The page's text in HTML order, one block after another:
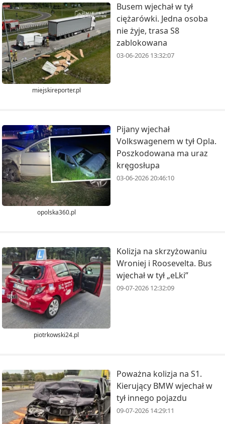
miejskireporter.pl
Busem wjechał w tył
ciężarówki. Jedna osoba
nie żyje, trasa S8
zablokowana
03-06-2026 13:32:07
opolska360.pl
Pijany wjechał
Volkswagenem w tył Opla.
Poszkodowana ma uraz
kręgosłupa
03-06-2026 20:46:10
piotrkowski24.pl
Kolizja na skrzyżowaniu
Wroniej i Roosevelta. Bus
wjechał w tył „eLki”
09-07-2026 12:32:09
Poważna kolizja na S1.
Kierujący BMW wjechał w
tył innego pojazdu
09-07-2026 14:29:11